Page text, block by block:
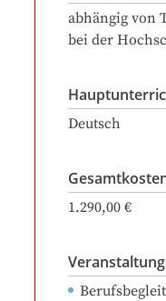
abhängig von
bei der
Deutsch
1.290,00 €